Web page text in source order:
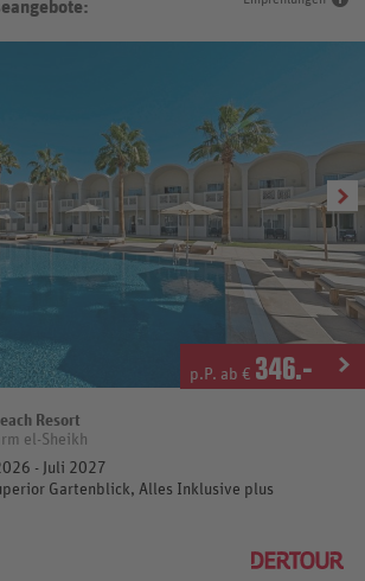
p.P. ab € 346.-
Resort
el-Sheikh
- Juli 2027
Gartenblick, Alles Inklusive plus